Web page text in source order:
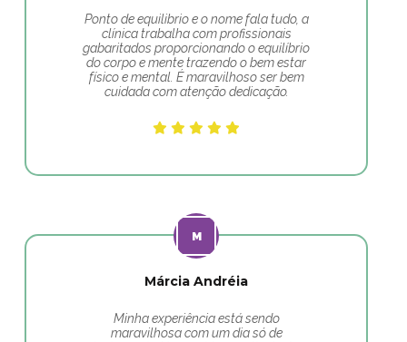
Ponto de equilibrio e o nome fala tudo, a
clínica trabalha com profissionais
gabaritados proporcionando o equilíbrio
do corpo e mente trazendo o bem estar
físico e mental. É maravilhoso ser bem
cuidada com atenção dedicação.
Márcia Andréia
Minha experiência está sendo
maravilhosa com um dia só de